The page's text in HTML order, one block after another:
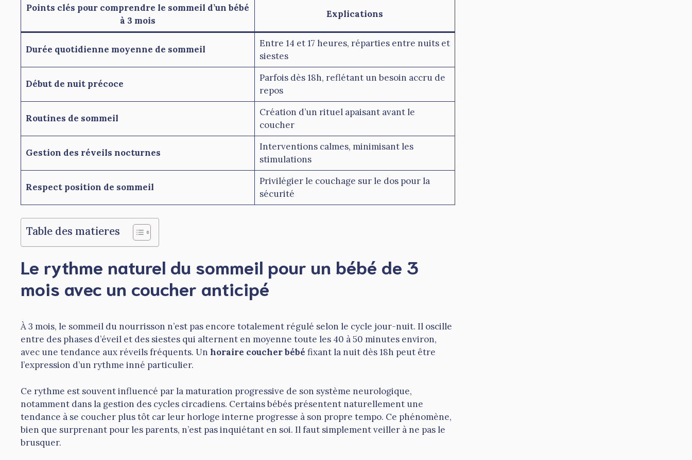
Points clés pour comprendre le sommeil d’un bébé
à 3 mois
Explications
Durée quotidienne moyenne de sommeil
Entre 14 et 17 heures, réparties entre nuits et
siestes
Début de nuit précoce
Parfois dès 18h, reflétant un besoin accru de
repos
Routines de sommeil
Création d’un rituel apaisant avant le
coucher
Gestion des réveils nocturnes
Interventions calmes, minimisant les
stimulations
Respect position de sommeil
Privilégier le couchage sur le dos pour la
sécurité
Table des matieres
Le rythme naturel du sommeil pour un bébé de 3
mois avec un coucher anticipé
À 3 mois, le sommeil du nourrisson n’est pas encore totalement régulé selon le cycle jour-nuit. Il oscille
entre des phases d’éveil et des siestes qui alternent en moyenne toute les 40 à 50 minutes environ,
avec une tendance aux réveils fréquents. Un horaire coucher bébé fixant la nuit dès 18h peut être
l’expression d’un rythme inné particulier.
Ce rythme est souvent influencé par la maturation progressive de son système neurologique,
notamment dans la gestion des cycles circadiens. Certains bébés présentent naturellement une
tendance à se coucher plus tôt car leur horloge interne progresse à son propre tempo. Ce phénomène,
bien que surprenant pour les parents, n’est pas inquiétant en soi. Il faut simplement veiller à ne pas le
brusquer.